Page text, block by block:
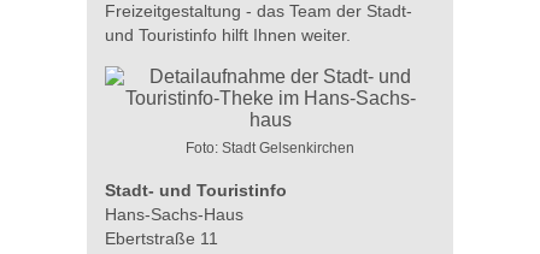
Freizeitgestaltung - das Team der Stadt-
und Touristinfo hilft Ihnen weiter.
Foto: Stadt Gelsenkirchen
Stadt- und Touristinfo
Hans-Sachs-Haus
Ebertstraße 11